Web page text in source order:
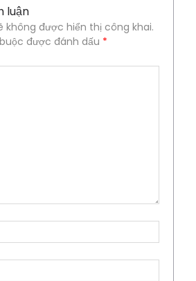
luận
không được hiển thị công khai.
được đánh dấu *